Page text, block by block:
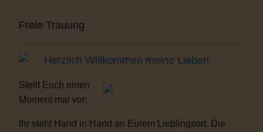
Freie Trauung
Herzlich Willkommen meine Lieben
Stellt Euch einen
Moment mal vor:
Ihr steht Hand in Hand an Eurem Lieblingsort. Die